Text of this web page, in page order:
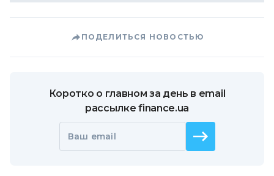
ПОДЕЛИТЬСЯ НОВОСТЬЮ
Коротко о главном за день в email
рассылке finance.ua
Ваш email